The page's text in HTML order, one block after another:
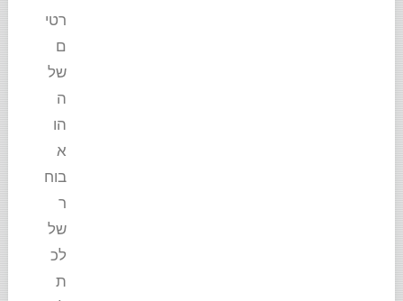
רטי
ם
של
ה
הו
א
בוח
ר
של
לכ
ת